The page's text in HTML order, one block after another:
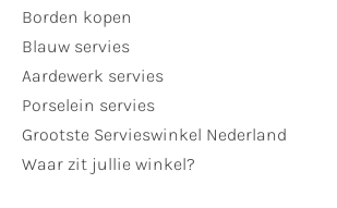
Borden kopen
Blauw servies
Aardewerk servies
Porselein servies
Grootste Servieswinkel Nederland
Waar zit jullie winkel?